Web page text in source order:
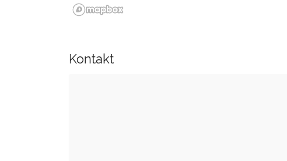
Kontakt